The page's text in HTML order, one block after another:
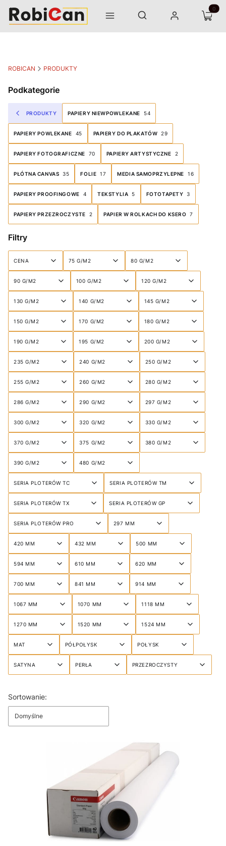
Menu Otwórz wyszukiwarkę
Szukaj Zaloguj się Koszyk
ROBICAN PRODUKTY
Podkategorie
PRODUKTY PAPIERY NIEWPOWLEKANE 54
PAPIERY POWLEKANE 45 PAPIERY DO PLAKATÓW 29
PAPIERY FOTOGRAFICZNE 70 PAPIERY ARTYSTYCZNE 2
PŁÓTNA CANVAS 35 FOLIE 17 MEDIA SAMOPRZYLEPNE 16
PAPIERY PROOFINGOWE 4 TEKSTYLIA 5 FOTOTAPETY 3
PAPIERY PRZEZROCZYSTE 2 PAPIER W ROLKACH DO KSERO 7
Filtry
CENA 75 G/M2 80 G/M2
90 G/M2 100 G/M2 120 G/M2
130 G/M2 140 G/M2 145 G/M2
150 G/M2 170 G/M2 180 G/M2
190 G/M2 195 G/M2 200 G/M2
235 G/M2 240 G/M2 250 G/M2
255 G/M2 260 G/M2 280 G/M2
286 G/M2 290 G/M2 297 G/M2
300 G/M2 320 G/M2 330 G/M2
370 G/M2 375 G/M2 380 G/M2
390 G/M2 480 G/M2
SERIA PLOTERÓW TC SERIA PLOTERÓW TM
SERIA PLOTERÓW TX SERIA PLOTERÓW GP
SERIA PLOTERÓW PRO 297 MM
420 MM 432 MM 500 MM
594 MM 610 MM 620 MM
700 MM 841 MM 914 MM
1067 MM 1070 MM 1118 MM
1270 MM 1520 MM 1524 MM
MAT PÓŁPOŁYSK POŁYSK
SATYNA PERŁA PRZEZROCZYSTY
Lista produktów
Sortowanie:
Domyślne